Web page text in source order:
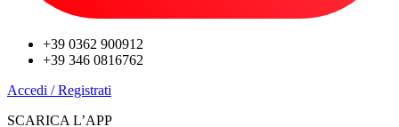
+39 0362 900912
+39 346 0816762
Accedi / Registrati
SCARICA L’APP